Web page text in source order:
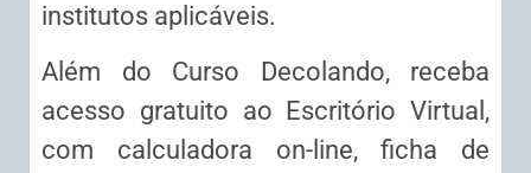
institutos aplicáveis.
Além do Curso Decolando, receba
acesso gratuito ao Escritório Virtual,
com calculadora on-line, ficha de